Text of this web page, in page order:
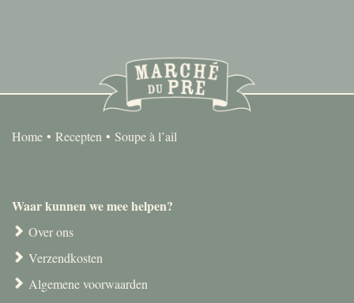
Home Recepten Soupe à l’ail
Waar kunnen we mee helpen?
Over ons
Verzendkosten
Algemene voorwaarden